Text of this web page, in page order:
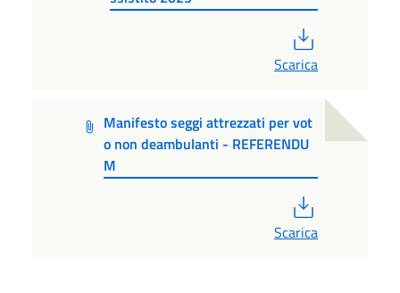
Scarica
Manifesto seggi attrezzati per vot
o non deambulanti - REFERENDU
M
Scarica